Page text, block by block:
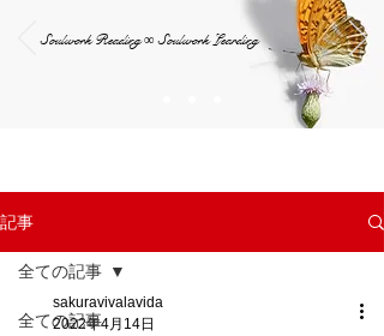
Soulwork Reading∞ Soulwork Learding
記事
全ての記事
全ての記事
sakuravivalavida
2022年4月14日